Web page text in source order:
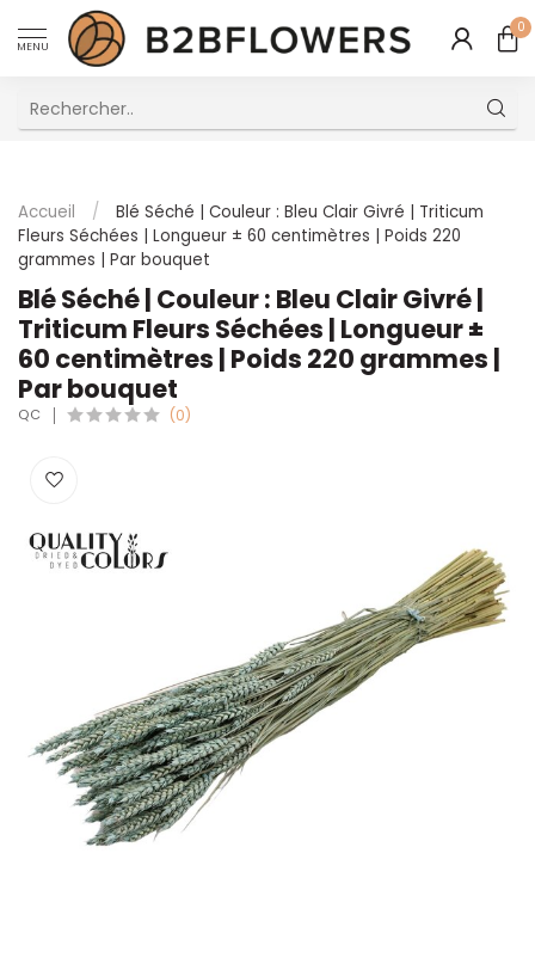
MENU
0
Accueil /
Blé Séché | Couleur : Bleu Clair Givré | Triticum
Fleurs Séchées | Longueur ± 60 centimètres | Poids 220
grammes | Par bouquet
Blé Séché | Couleur : Bleu Clair Givré |
Triticum Fleurs Séchées | Longueur ±
60 centimètres | Poids 220 grammes |
Par bouquet
QC (0)